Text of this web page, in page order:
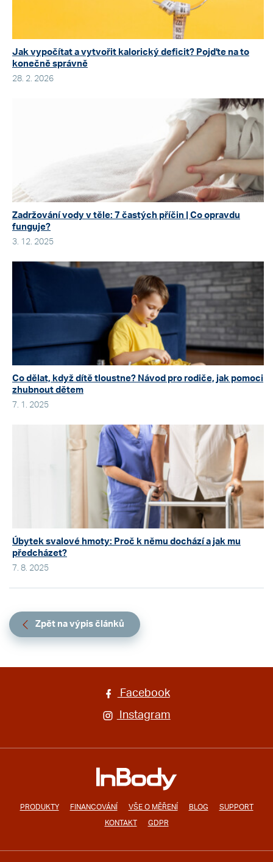
Jak vypočítat a vytvořit kalorický deficit? Pojďte na to
konečně správně
28. 2. 2026
Zadržování vody v těle: 7 častých příčin | Co opravdu
funguje?
3. 12. 2025
Co dělat, když dítě tloustne? Návod pro rodiče, jak pomoci
zhubnout dětem
7. 1. 2025
Úbytek svalové hmoty: Proč k němu dochází a jak mu
předcházet?
7. 8. 2025
Zpět na výpis článků
Facebook
Instagram
PRODUKTY FINANCOVÁNÍ VŠE O MĚŘENÍ BLOG SUPPORT
KONTAKT GDPR